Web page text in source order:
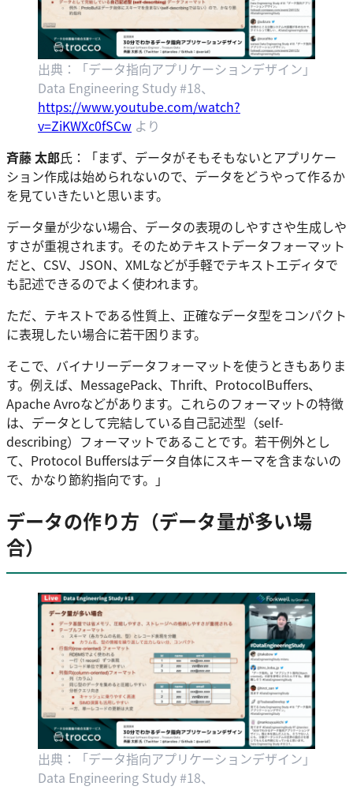
出典：「データ指向アプリケーションデザイン」
Data Engineering Study #18、
https://www.youtube.com/watch?
v=ZiKWXc0fSCw より
斉藤 太郎氏：「まず、データがそもそもないとアプリケー
ション作成は始められないので、データをどうやって作るか
を見ていきたいと思います。
データ量が少ない場合、データの表現のしやすさや生成しや
すさが重視されます。そのためテキストデータフォーマット
だと、CSV、JSON、XMLなどが手軽でテキストエディタで
も記述できるのでよく使われます。
ただ、テキストである性質上、正確なデータ型をコンパクト
に表現したい場合に若干困ります。
そこで、バイナリーデータフォーマットを使うときもありま
す。例えば、MessagePack、Thrift、ProtocolBuffers、
Apache Avroなどがあります。これらのフォーマットの特徴
は、データとして完結している自己記述型（self-
describing）フォーマットであることです。若干例外とし
て、Protocol Buffersはデータ自体にスキーマを含まないの
で、かなり節約指向です。」
データの作り方（データ量が多い場
合）
出典：「データ指向アプリケーションデザイン」
Data Engineering Study #18、